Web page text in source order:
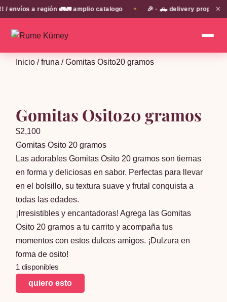
envíos a región 🚛🚛 amplio catalogo 🎉 · 🛻 delivery propio en
✕
Inicio /fruna / Gomitas Osito20 gramos
Gomitas Osito20 gramos
$2,100
Gomitas Osito 20 gramos
Las adorables Gomitas Osito 20 gramos son tiernas
en forma y deliciosas en sabor. Perfectas para llevar
en el bolsillo, su textura suave y frutal conquista a
todas las edades.
¡Irresistibles y encantadoras! Agrega las Gomitas
Osito 20 gramos a tu carrito y acompaña tus
momentos con estos dulces amigos. ¡Dulzura en
forma de osito!
1 disponibles
Gomitas
Osito20
quiero esto